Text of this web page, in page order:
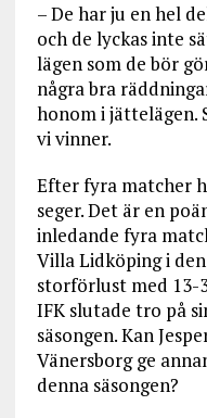
– De har ju en hel
och de lyckas inte
lägen som de bör
några bra
honom i jättelägen.
vi vinner.
Efter fyra matcher
seger. Det är en
inledande fyra
Villa Lidköping i
storförlust med 13-
IFK slutade tro på
säsongen. Kan
Vänersborg ge
denna säsongen?